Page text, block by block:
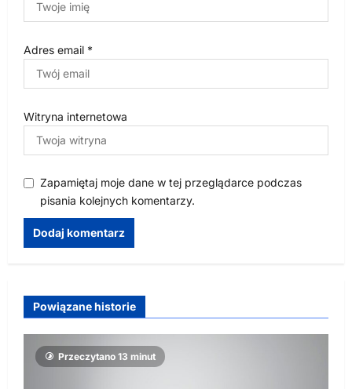
Adres email *
Witryna internetowa
Zapamiętaj moje dane w tej przeglądarce podczas
pisania kolejnych komentarzy.
Powiązane historie
Przeczytano 13 minut